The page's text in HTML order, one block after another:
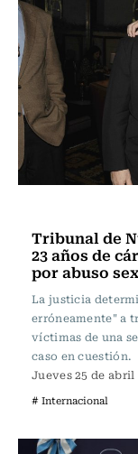
Tribunal de
23 años de
por abuso
La justicia
erróneamente" a
víctimas de una
caso en cuestión.
Jueves 25 de abril
# Internacional